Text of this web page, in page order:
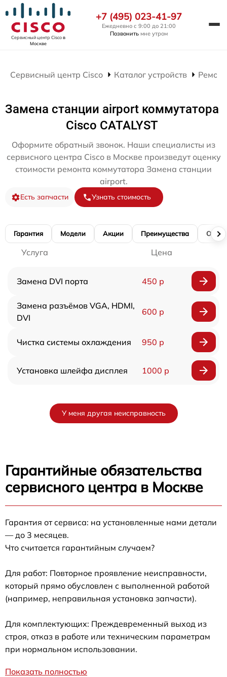
Сервисный центр Ciscoв
Москве
+7 (495) 023-41-97
Ежедневно с 9:00 до 21:00
Позвонить мне утром
Сервисный центр Cisco Каталог устройств
Замена станции airport коммутатора
Cisco CATALYST
Оформите обратный звонок. Наши специалисты из
сервисного центра Cisco в Москве произведут оценку
стоимости ремонта коммутатора Замена станции
airport.
Есть запчасти Узнать стоимость
Гарантия Модели Акции Преимущества
Услуга Цена
Замена DVI порта 450 р
Замена разъёмов VGA, HDMI,
DVI
600 р
Чистка системы охлаждения 950 р
Установка шлейфа дисплея 1000 р
У меня другая неисправность
Гарантийные обязательства
сервисного центра в Москве
Гарантия от сервиса: на установленные нами детали
— до 3 месяцев.
Что считается гарантийным случаем?
Для работ: Повторное проявление неисправности,
который прямо обусловлен с выполненной работой
(например, неправильная установка запчасти).
Для комплектующих: Преждевременный выход из
строя, отказ в работе или техническим параметрам
при нормальном использовании.
Показать полностью